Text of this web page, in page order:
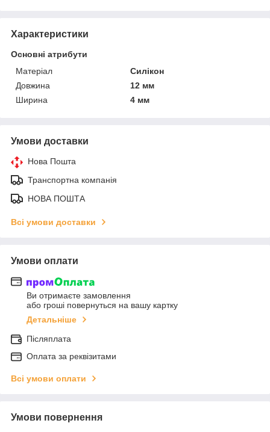
Характеристики
Основні атрибути
Матеріал
Силікон
Довжина
12 мм
Ширина
4 мм
Умови доставки
Нова Пошта
Транспортна компанія
НОВА ПОШТА
Всі умови доставки
Умови оплати
Ви отримаєте замовлення
або гроші повернуться на вашу картку
Детальніше
Післяплата
Оплата за реквізитами
Всі умови оплати
Умови повернення